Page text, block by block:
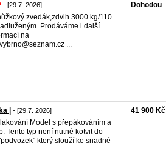
- [29.7. 2026]
zvedák,zdvih 3000 kg/110
Prodáváme i další
na
...
Dohodou
| - [29.7. 2026]
Model s přepákováním a
Tento typ není nutné kotvit do
který slouží ke snadné
41 900 Kč